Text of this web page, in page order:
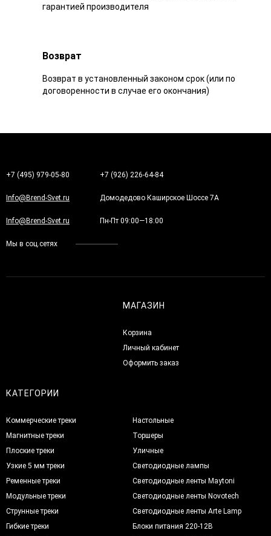
гарантией производителя
Возврат
Возврат в установленный законом срок (или по
договоренности в случае его окончания)
+7 (495) 979-05-80 +7 (926) 226-64-84
Info@Brend-Svet.ru Домодедово Каширское Шоссе 7А
Info@Brend-Svet.ru Пн-Пт 09:00—18:00
Мы в соц.сетях
МАГАЗИН
Корзина
Личный кабинет
Оформить заказ
КАТЕГОРИИ
Коммерческие треки
Магнитные треки
Плоские треки
Узкие 5 мм треки
Ременные треки
Модульные треки
Струнные треки
Гибкие треки
Настольные
Торшеры
Уличные
Светодиодные лампы
Светодиодные ленты Maytoni
Светодиодные ленты Novotech
Светодиодные ленты Arte Lamp
Блоки питания 220-12В